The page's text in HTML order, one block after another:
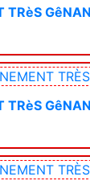
TRèS
TRèS